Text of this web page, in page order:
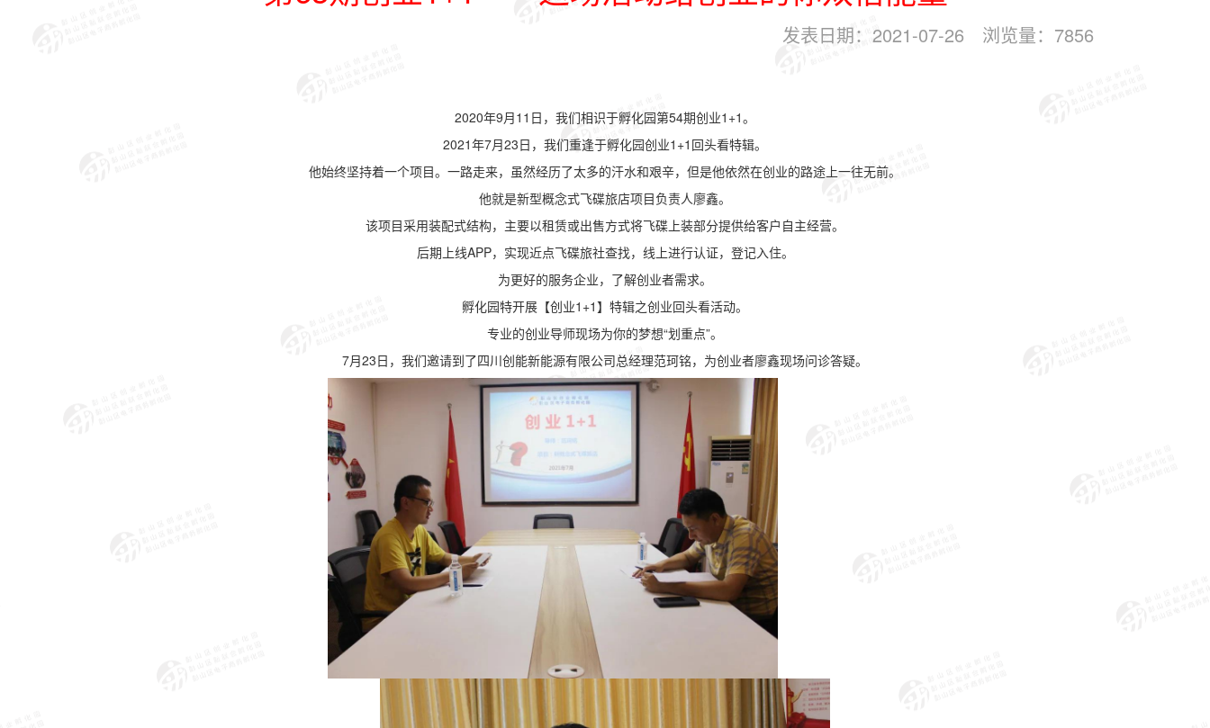
发表日期： 2021-07-26 浏览量： 7856
2020年9月11日，我们相识于孵化园第54期创业1+1。
2021年7月23日，我们重逢于孵化园创业1+1回头看特辑。
他始终坚持着一个项目。一路走来，虽然经历了太多的汗水和艰辛，但是他依然在创业的路途上一往无前。
他就是新型概念式飞碟旅店项目负责人廖鑫。
该项目采用装配式结构，主要以租赁或出售方式将飞碟上装部分提供给客户自主经营。
后期上线APP，实现近点飞碟旅社查找，线上进行认证，登记入住。
为更好的服务企业，了解创业者需求。
孵化园特开展【创业1+1】特辑之创业回头看活动。
专业的创业导师现场为你的梦想“划重点”。
7月23日，我们邀请到了四川创能新能源有限公司总经理范珂铭，为创业者廖鑫现场问诊答疑。